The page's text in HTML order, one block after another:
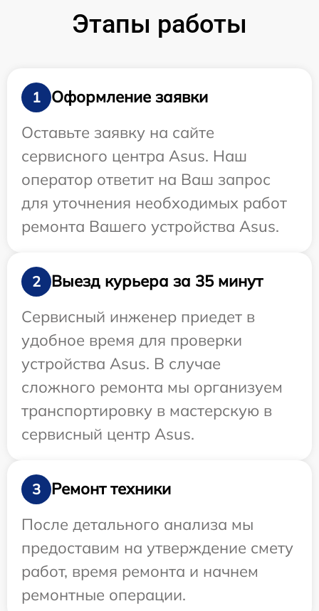
Этапы работы
1
Оформление заявки
Оставьте заявку на сайте
сервисного центра Asus. Наш
оператор ответит на Ваш запрос
для уточнения необходимых работ
ремонта Вашего устройства Asus.
2
Выезд курьера за 35 минут
Сервисный инженер приедет в
удобное время для проверки
устройства Asus. В случае
сложного ремонта мы организуем
транспортировку в мастерскую в
сервисный центр Asus.
3
Ремонт техники
После детального анализа мы
предоставим на утверждение смету
работ, время ремонта и начнем
ремонтные операции.